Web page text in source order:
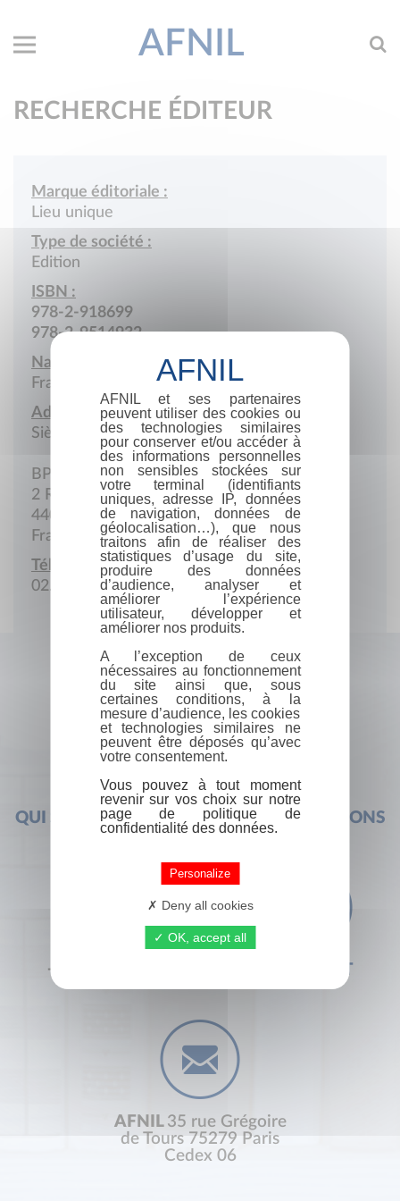
AFNIL
RECHERCHE ÉDITEUR
Marque éditoriale :
Lieu unique
Type de société :
Edition
ISBN :
978-2-918699
978-2-9514932
Nationalité :
France
Adresse :
Siège social
BP 21304
2 Rue de la Biscuiterie
44013 Nantes cedex 1
France
Téléphone :
02.51.82.15.16
QUI SOMMES-NOUS ? FOIRE AUX QUESTIONS
+33 (0) 1 44 41 29 19 CONTACT
AFNIL 35 rue Grégoire
de Tours 75279 Paris
Cedex 06
AFNIL et ses partenaires
peuvent utiliser des cookies ou
des technologies similaires
pour conserver et/ou accéder à
des informations personnelles
non sensibles stockées sur
votre terminal (identifiants
uniques, adresse IP, données
de navigation, données de
géolocalisation…), que nous
traitons afin de réaliser des
statistiques d’usage du site,
produire des données
d’audience, analyser et
améliorer l’expérience
utilisateur, développer et
améliorer nos produits.
A l’exception de ceux
nécessaires au fonctionnement
du site ainsi que, sous
certaines conditions, à la
mesure d’audience, les cookies
et technologies similaires ne
peuvent être déposés qu’avec
votre consentement.
Vous pouvez à tout moment
revenir sur vos choix sur notre
page de politique de
confidentialité des données.
Personalize
Deny all cookies
OK, accept all